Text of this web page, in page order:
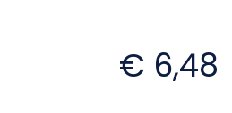
€ 6,48